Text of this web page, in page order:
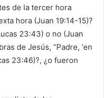
de la tercer hora
hora (Juan 19:14-15)?
23:43) o no (Juan
de Jesús, “Padre, ‘en
23:46)?, ¿o fueron